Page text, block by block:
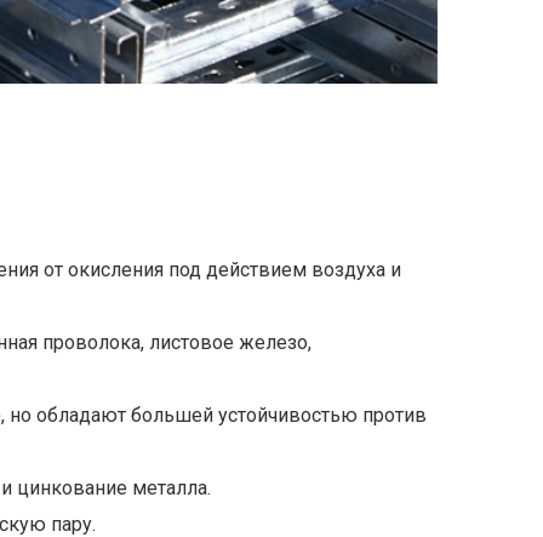
от окисления под действием воздуха и
проволока, листовое железо,
обладают большей устойчивостью против
цинкование металла.
пару.